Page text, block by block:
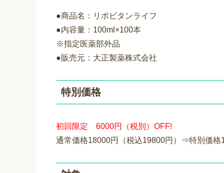
●商品名：リポビタンライフ
●内容量：100ml×100本
※指定医薬部外品
●販売元：大正製薬株式会社
特別価格
初回限定 6000円（税別）OFF!
通常価格18000円（税込19800円）⇒特別価格